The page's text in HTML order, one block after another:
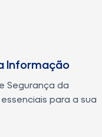
Informação
Segurança da
para a sua